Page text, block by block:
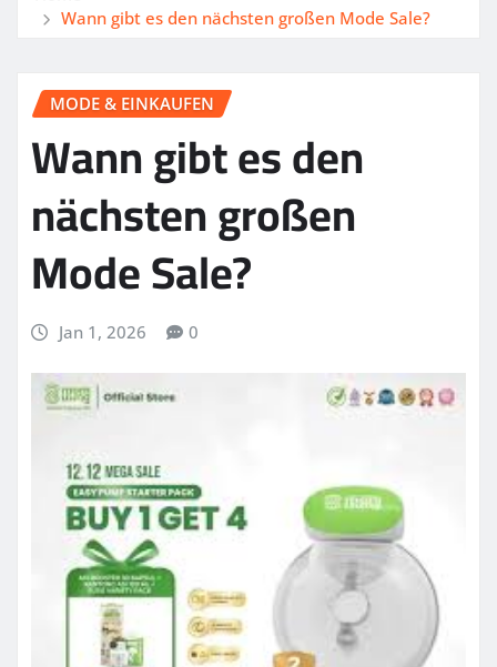
Wann gibt es den nächsten großen Mode Sale?
MODE & EINKAUFEN
Wann gibt es den
nächsten großen
Mode Sale?
Jan 1, 2026 0